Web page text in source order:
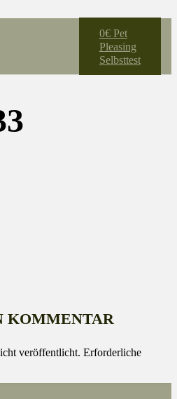
0€ Pet
Pleasing
Selbsttest
KOMMENTAR
veröffentlicht. Erforderliche